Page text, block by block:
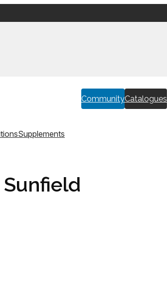
CommunityCatalogues
Supplements
Sunfield